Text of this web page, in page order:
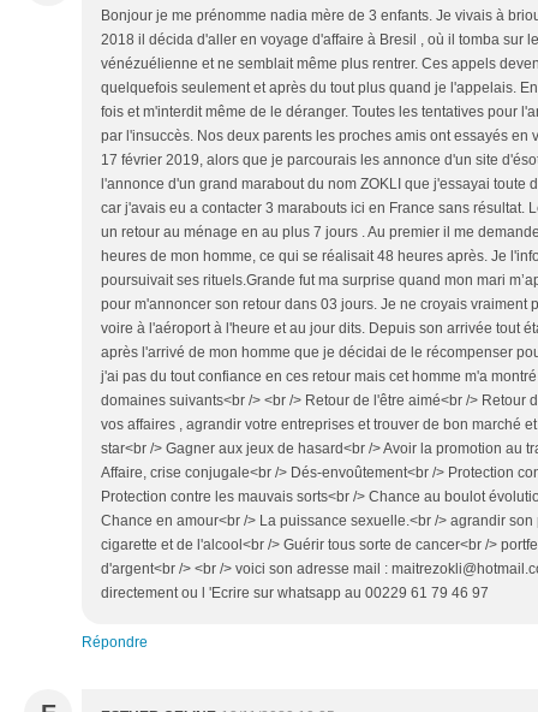
Bonjour je me prénomme nadia mère de 3 enfants. Je vivais à
2018 il décida d'aller en voyage d'affaire à Bresil , où il tomba sur
vénézuélienne et ne semblait même plus rentrer. Ces appels
quelquefois seulement et après du tout plus quand je l'appelais.
fois et m'interdit même de le déranger. Toutes les tentatives pour
par l'insuccès. Nos deux parents les proches amis ont essayés en
17 février 2019, alors que je parcourais les annonce d'un site
l'annonce d'un grand marabout du nom ZOKLI que j'essayai toute
car j'avais eu a contacter 3 marabouts ici en France sans résultat.
un retour au ménage en au plus 7 jours . Au premier il me
heures de mon homme, ce qui se réalisait 48 heures après. Je
poursuivait ses rituels.Grande fut ma surprise quand mon mari
pour m'annoncer son retour dans 03 jours. Je ne croyais vraiment
voire à l'aéroport à l'heure et au jour dits. Depuis son arrivée tout
après l'arrivé de mon homme que je décidai de le récompenser
j'ai pas du tout confiance en ces retour mais cet homme m'a
domaines suivants<br /> <br /> Retour de l'être aimé<br /> Retour
vos affaires , agrandir votre entreprises et trouver de bon marché
star<br /> Gagner aux jeux de hasard<br /> Avoir la promotion au
Affaire, crise conjugale<br /> Dés-envoûtement<br /> Protection
Protection contre les mauvais sorts<br /> Chance au boulot
Chance en amour<br /> La puissance sexuelle.<br /> agrandir
cigarette et de l'alcool<br /> Guérir tous sorte de cancer<br />
d'argent<br /> <br /> voici son adresse mail :
directement ou l 'Ecrire sur whatsapp au 00229 61 79 46 97
Répondre